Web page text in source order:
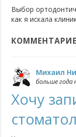
Выбор
как я искала
разводят на
Михаил
больше года
Хочу